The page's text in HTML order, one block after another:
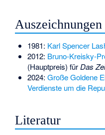
Auszeichnungen
1981: Karl Spencer
2012: Bruno-Kreisky-
(Hauptpreis) fürDas
2024: Große Goldene
Verdienste um die
Literatur